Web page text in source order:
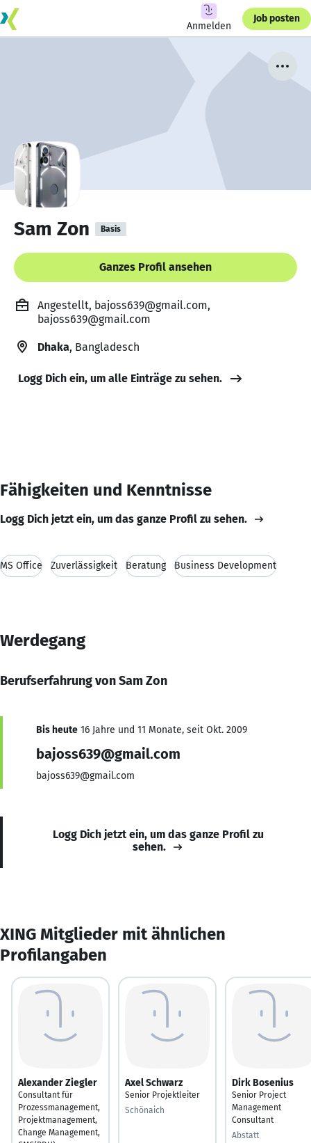
Anmelden
Job posten
Sam Zon Basis
Ganzes Profil ansehen
Angestellt, bajoss639@gmail.com,
bajoss639@gmail.com
Dhaka, Bangladesch
Logg Dich ein, um alle Einträge zu sehen.
Fähigkeiten und Kenntnisse
Logg Dich jetzt ein, um das ganze Profil zu sehen.
MS Office Zuverlässigkeit Beratung Business Development
Werdegang
Berufserfahrung von Sam Zon
Bis heute 16 Jahre und 11 Monate, seit Okt. 2009
bajoss639@gmail.com
bajoss639@gmail.com
Logg Dich jetzt ein, um das ganze Profil zu
sehen.
XING Mitglieder mit ähnlichen
Profilangaben
Alexander Ziegler
Consultant für
Prozessmanagement,
Projektmanagement,
Change Management,
Axel Schwarz
Senior Projektleiter
Schönaich
Dirk Bosenius
Senior Project
Management
Consultant
Abstatt